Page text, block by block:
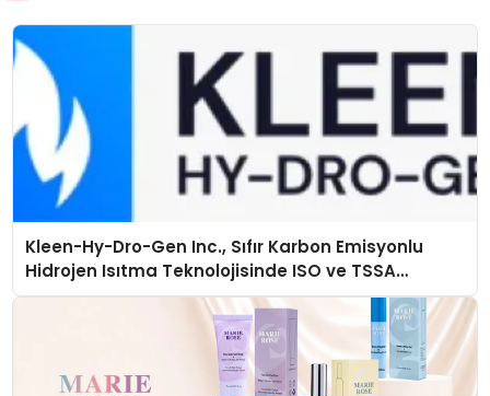
Kleen-Hy-Dro-Gen Inc., Sıfır Karbon Emisyonlu
Hidrojen Isıtma Teknolojisinde ISO ve TSSA
Düzenleyici Onaylarını Aldı